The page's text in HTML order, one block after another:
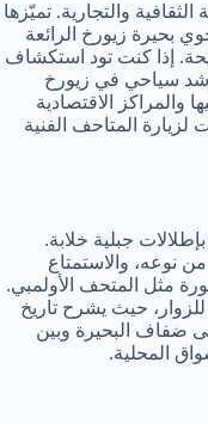
والتجارية. تميّزها
بحيرة زيورخ الرائعة
إذا كنت تود استكشاف
سياحي في زيورخ
والمراكز الاقتصادية
لزيارة المتاحف الفنية
جبلية خلابة.
نوعه، والاستمتاع
مثل المتحف الأولمبي.
حيث يشرح تاريخ
ضفاف البحيرة وبين
المحلية.